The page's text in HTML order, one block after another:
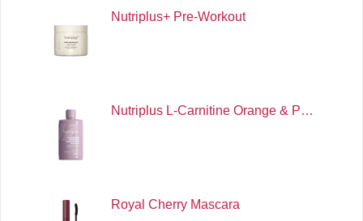
Nutriplus+ Pre-Workout
Nutriplus L-Carnitine Orange & P…
Royal Cherry Mascara